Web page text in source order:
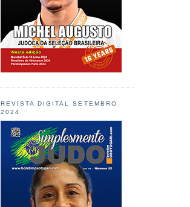
REVISTA DIGITAL SETEMBRO
2024